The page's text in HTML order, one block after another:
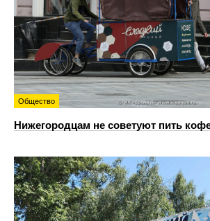
Общество
Нижегородцам не советуют пить